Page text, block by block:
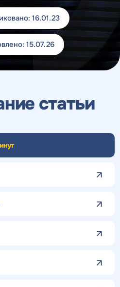
16.01.23
15.07.26
статьи